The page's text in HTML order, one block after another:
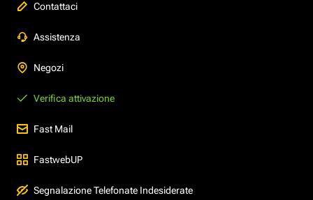
Contattaci
Assistenza
Negozi
Verifica attivazione
Fast Mail
FastwebUP
Segnalazione Telefonate Indesiderate